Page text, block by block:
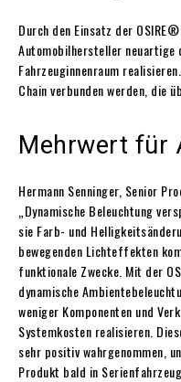
Durch den Einsatz der
Automobilhersteller
Fahrzeuginnenraum
Chain verbunden werden, die
Mehrwert für
Hermann Senninger, Senior
„Dynamische Beleuchtung
sie Farb- und
bewegenden Lichteffekten
funktionale Zwecke. Mit der
dynamische
weniger Komponenten und
Systemkosten realisieren.
sehr positiv wahrgenommen,
Produkt bald in